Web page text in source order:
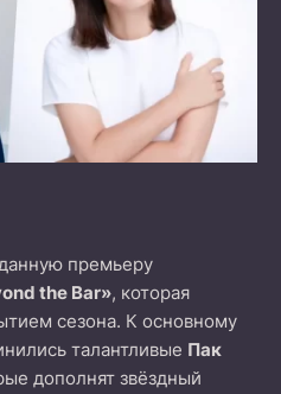
премьеру
the Bar», которая
сезона. К основному
талантливые Пак
дополнят звёздный